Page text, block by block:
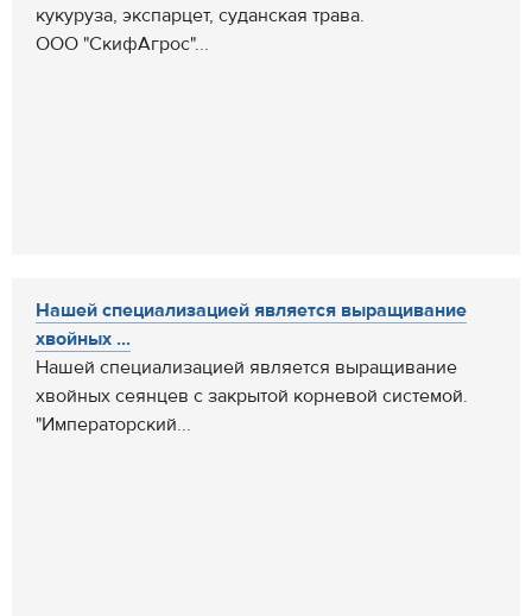
кукуруза, экспарцет, суданская трава.
ООО "СкифАгрос"...
Нашей специализацией является выращивание
хвойных ...
Нашей специализацией является выращивание
хвойных сеянцев с закрытой корневой системой.
"Императорский...